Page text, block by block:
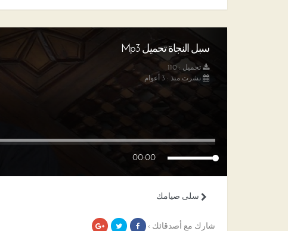
سبل النجاة تحميل Mp3
تحميل : 110
نشرت منذ : 3 أعوام
00:00
سلى صيامك
شارك مع أصدقائك ›